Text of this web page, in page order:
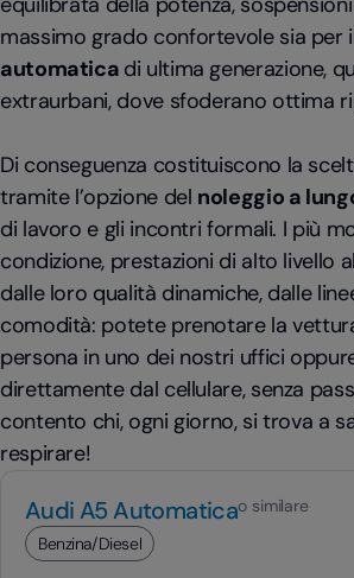
massimo grado confortevole sia
automatica di ultima generazione,
extraurbani, dove sfoderano ottima
Di conseguenza costituiscono la
tramite l’opzione del noleggio a
di lavoro e gli incontri formali. I più
condizione, prestazioni di alto livello
dalle loro qualità dinamiche, dalle
comodità: potete prenotare la
persona in uno dei nostri uffici
direttamente dal cellulare, senza
contento chi, ogni giorno, si trova a
respirare!
Audi A5 Automaticao similare
Benzina/Diesel